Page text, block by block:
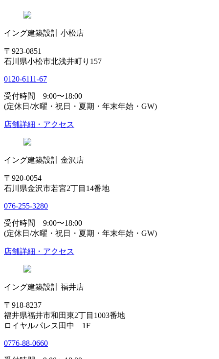
イング建築設計 小松店
〒923-0851
石川県小松市北浅井町り157
0120-6111-67
受付時間 9:00〜18:00
(定休日/水曜・祝日・夏期・年末年始・GW)
店舗詳細・アクセス
イング建築設計 金沢店
〒920-0054
石川県金沢市若宮2丁目14番地
076-255-3280
受付時間 9:00〜18:00
(定休日/水曜・祝日・夏期・年末年始・GW)
店舗詳細・アクセス
イング建築設計 福井店
〒918-8237
福井県福井市和田東2丁目1003番地
ロイヤルパレス田中 1F
0776-88-0660